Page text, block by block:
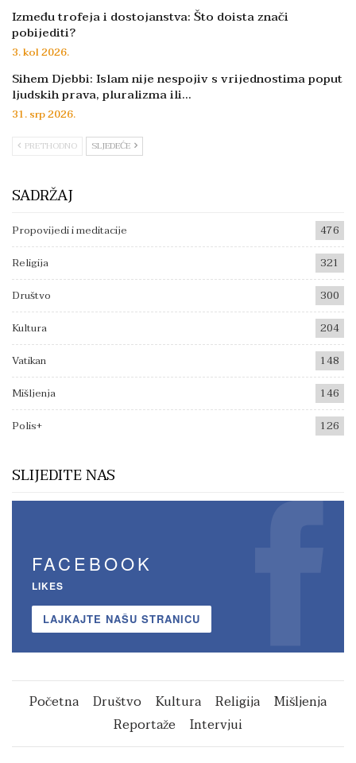
Između trofeja i dostojanstva: Što doista znači
pobijediti?
3. kol 2026.
Sihem Djebbi: Islam nije nespojiv s vrijednostima poput
ljudskih prava, pluralizma ili…
31. srp 2026.
PRETHODNO SLJEDEĆE
SADRŽAJ
Propovijedi i meditacije
476
Religija
321
Društvo
300
Kultura
204
Vatikan
148
Mišljenja
146
Polis+
126
SLIJEDITE NAS
FACEBOOK
LIKES
LAJKAJTE NAŠU STRANICU
Početna Društvo Kultura Religija
Mišljenja
Reportaže
Intervjui